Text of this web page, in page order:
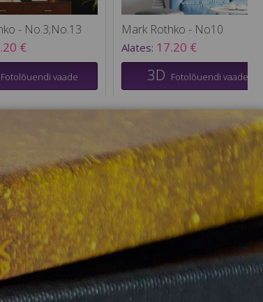
- No.3;No.13
€
Fotolõuendi vaade
Mark Rothko - No10
Alates: 17.20 €
3D Fotolõuendi vaade